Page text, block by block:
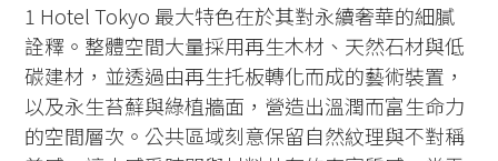
1 Hotel Tokyo 最大特色在於其對永續奢華的細膩
詮釋。整體空間大量採用再生木材、天然石材與低
碳建材，並透過由再生托板轉化而成的藝術裝置，
以及永生苔蘚與綠植牆面，營造出溫潤而富生命力
的空間層次。公共區域刻意保留自然紋理與不對稱